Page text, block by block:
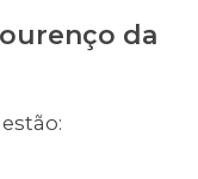
da